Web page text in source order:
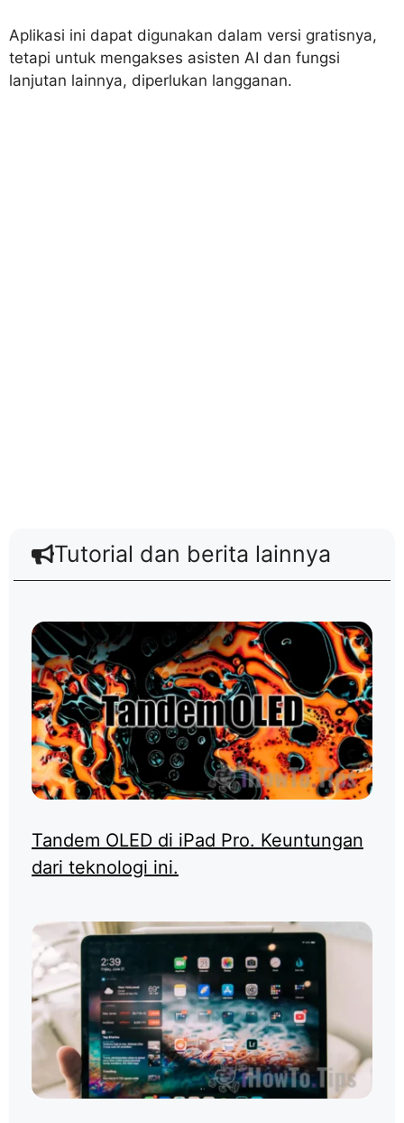
Aplikasi ini dapat digunakan dalam versi gratisnya,
tetapi untuk mengakses asisten AI dan fungsi
lanjutan lainnya, diperlukan langganan.
Tutorial dan berita lainnya
Tandem OLED di iPad Pro. Keuntungan
dari teknologi ini.